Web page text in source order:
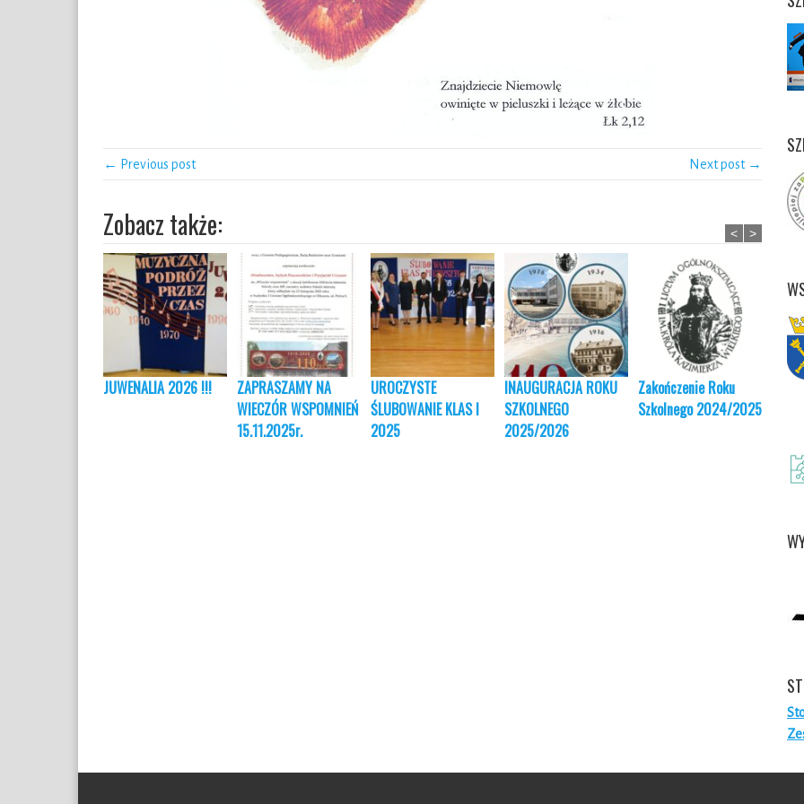
← Previous post Next post →
Zobacz także:
JUWENALIA 2026 !!!
ZAPRASZAMY NA
WIECZÓR WSPOMNIEŃ
15.11.2025r.
UROCZYSTE
ŚLUBOWANIE KLAS I
2025
INAUGURACJA ROKU
SZKOLNEGO
2025/2026
Zakończenie Roku
Szkolnego 2024/2025
< >